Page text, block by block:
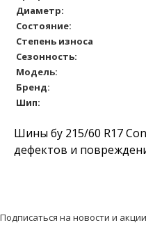
Диаметр:
Состояние:
Степень износа
Сезонность:
Модель:
Бренд:
Шип:
Шины бу 215/60 R17
дефектов и
Подписаться на новости и акции